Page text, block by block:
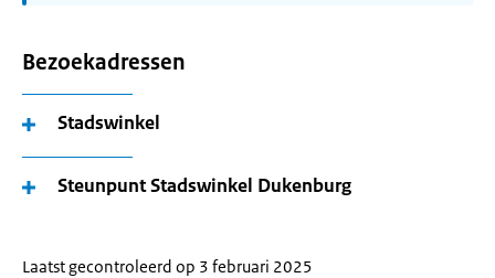
Bezoekadressen
Stadswinkel
Steunpunt Stadswinkel Dukenburg
Laatst gecontroleerd op 3 februari 2025